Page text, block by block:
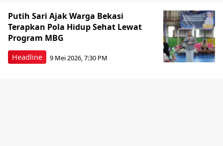
Headline
Putih Sari Ajak Warga Bekasi
Terapkan Pola Hidup Sehat Lewat
Program MBG
9 Mei 2026, 7:30 PM